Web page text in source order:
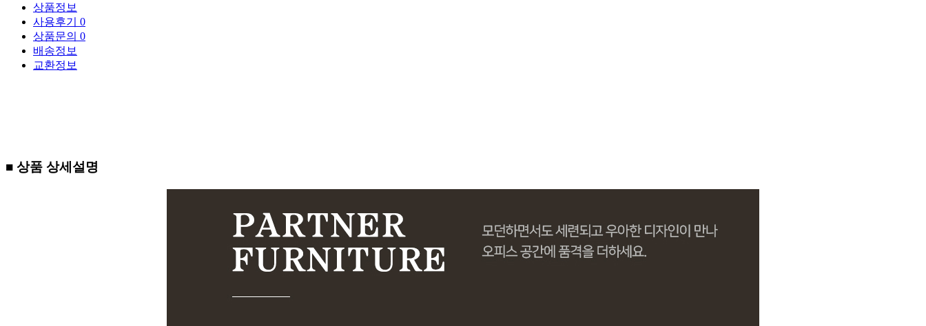
상품정보
사용후기 0
상품문의 0
배송정보
교환정보
■ 상품 상세설명